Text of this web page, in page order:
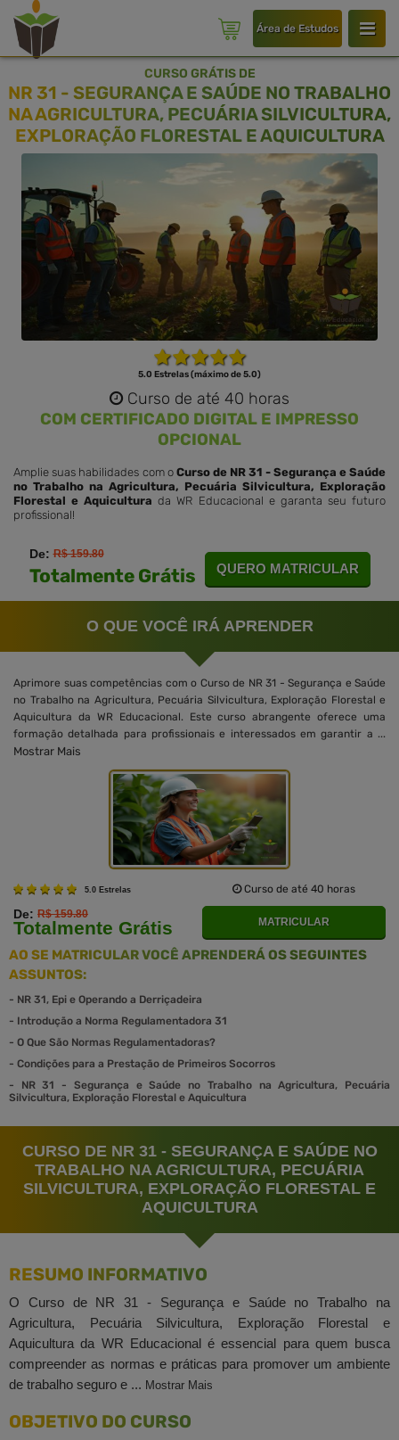
Área de Estudos
CURSO GRÁTIS DE
NR 31 - SEGURANÇA E SAÚDE NO TRABALHO
NA AGRICULTURA, PECUÁRIA SILVICULTURA,
EXPLORAÇÃO FLORESTAL E AQUICULTURA
5.0 Estrelas (máximo de 5.0)
Curso de até 40 horas
COM CERTIFICADO DIGITAL E IMPRESSO
OPCIONAL
Amplie suas habilidades com o Curso de NR 31 - Segurança e Saúde
no Trabalho na Agricultura, Pecuária Silvicultura, Exploração
Florestal e Aquicultura da WR Educacional e garanta seu futuro
profissional!
De:R$ 159.80
Totalmente Grátis QUERO MATRICULAR
O QUE VOCÊ IRÁ APRENDER
Aprimore suas competências com o Curso de NR 31 - Segurança e Saúde
no Trabalho na Agricultura, Pecuária Silvicultura, Exploração Florestal e
Aquicultura da WR Educacional. Este curso abrangente oferece uma
formação detalhada para profissionais e interessados em garantir a ...
Mostrar Mais
5.0 Estrelas Curso de até 40 horas
De: R$ 159.80
Totalmente Grátis MATRICULAR
AO SE MATRICULAR VOCÊ APRENDERÁ OS SEGUINTES
ASSUNTOS:
- NR 31, Epi e Operando a Derriçadeira
- Introdução a Norma Regulamentadora 31
- O Que São Normas Regulamentadoras?
- Condições para a Prestação de Primeiros Socorros
- NR 31 - Segurança e Saúde no Trabalho na Agricultura, Pecuária
Silvicultura, Exploração Florestal e Aquicultura
CURSO DE NR 31 - SEGURANÇA E SAÚDE NO
TRABALHO NA AGRICULTURA, PECUÁRIA
SILVICULTURA, EXPLORAÇÃO FLORESTAL E
AQUICULTURA
RESUMO INFORMATIVO
O Curso de NR 31 - Segurança e Saúde no Trabalho na
Agricultura, Pecuária Silvicultura, Exploração Florestal e
Aquicultura da WR Educacional é essencial para quem busca
compreender as normas e práticas para promover um ambiente
de trabalho seguro e ... Mostrar Mais
OBJETIVO DO CURSO